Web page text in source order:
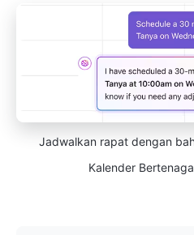
Jadwalkan rapat dengan
Kalender